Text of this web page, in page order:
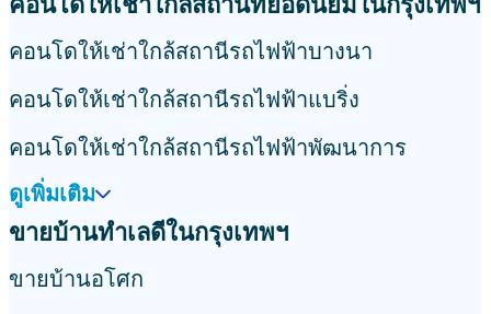
คอนโดให้เช่าใกล้สถานีรถไฟฟ้าบางนา
คอนโดให้เช่าใกล้สถานีรถไฟฟ้าแบริ่ง
คอนโดให้เช่าใกล้สถานีรถไฟฟ้าพัฒนาการ
ดูเพิ่มเติม
ขายบ้านทำเลดีในกรุงเทพฯ
ขายบ้านอโศก